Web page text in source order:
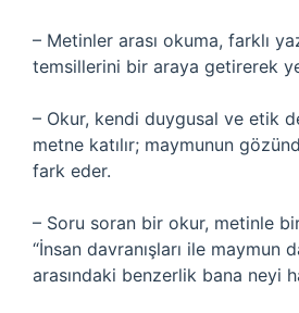
– Metinler arası okuma, farklı
temsillerini bir araya getirerek
– Okur, kendi duygusal ve etik
metne katılır; maymunun
fark eder.
– Soru soran bir okur, metinle
“İnsan davranışları ile maymun
arasındaki benzerlik bana neyi